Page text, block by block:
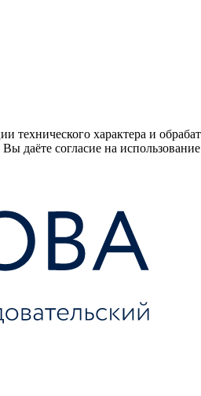
технического характера и
даёте согласие на